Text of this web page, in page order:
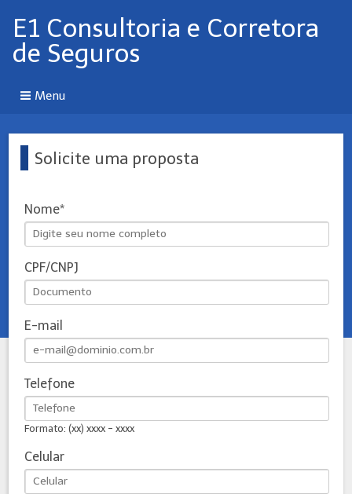
E1 Consultoria e Corretora
de Seguros
Menu
Solicite uma proposta
Nome
CPF/CNPJ
E-mail
Telefone
Formato: (xx) xxxx - xxxx
Celular